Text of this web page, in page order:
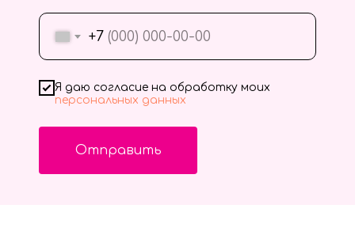
+7
Я даю согласие на обработку моих
персональных данных
Отправить